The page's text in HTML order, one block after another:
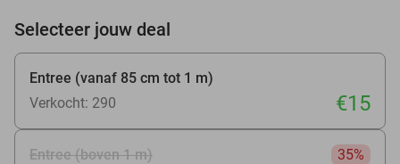
Selecteer jouw deal
Entree (vanaf 85 cm tot 1 m)
Verkocht: 290
€15
Entree (boven 1 m)
35%